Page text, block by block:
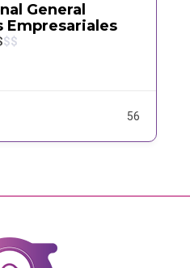
General
Empresariales
$$
56